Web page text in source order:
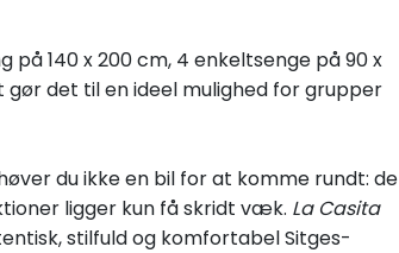
på 140 x 200 cm, 4 enkeltsenge på 90 x
gør det til en ideel mulighed for grupper
du ikke en bil for at komme rundt: de
ligger kun få skridt væk. La Casita
stilfuld og komfortabel Sitges-